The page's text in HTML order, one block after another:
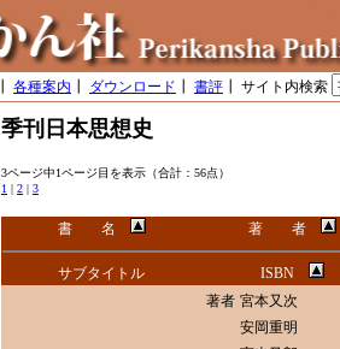
各種案内 ダウンロード 書評 ┃ サイト内検索
季刊日本思想史
3ページ中1ページ目を表示（合計：56点）
1 | 2 | 3
書 名 著 者
サブタイトル ISBN
著者 宮本又次
安岡重明